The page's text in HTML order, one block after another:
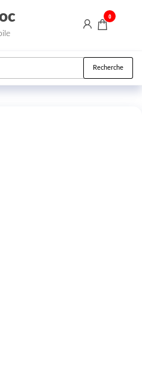
0
Recherche